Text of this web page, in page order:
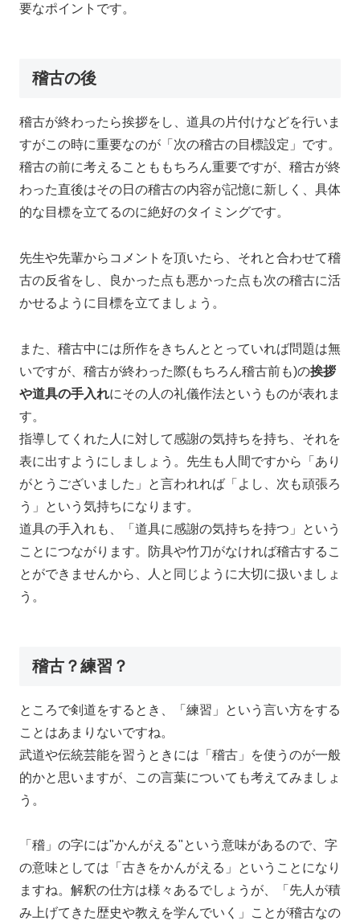
要なポイントです。
稽古の後
稽古が終わったら挨拶をし、道具の片付けなどを行いま
すがこの時に重要なのが「次の稽古の目標設定」です。
稽古の前に考えることももちろん重要ですが、稽古が終
わった直後はその日の稽古の内容が記憶に新しく、具体
的な目標を立てるのに絶好のタイミングです。
先生や先輩からコメントを頂いたら、それと合わせて稽
古の反省をし、良かった点も悪かった点も次の稽古に活
かせるように目標を立てましょう。
また、稽古中には所作をきちんととっていれば問題は無
いですが、稽古が終わった際(もちろん稽古前も)の挨拶
や道具の手入れにその人の礼儀作法というものが表れま
す。
指導してくれた人に対して感謝の気持ちを持ち、それを
表に出すようにしましょう。先生も人間ですから「あり
がとうございました」と言われれば「よし、次も頑張ろ
う」という気持ちになります。
道具の手入れも、「道具に感謝の気持ちを持つ」という
ことにつながります。防具や竹刀がなければ稽古するこ
とができませんから、人と同じように大切に扱いましょ
う。
稽古？練習？
ところで剣道をするとき、「練習」という言い方をする
ことはあまりないですね。
武道や伝統芸能を習うときには「稽古」を使うのが一般
的かと思いますが、この言葉についても考えてみましょ
う。
「稽」の字には"かんがえる"という意味があるので、字
の意味としては「古きをかんがえる」ということになり
ますね。解釈の仕方は様々あるでしょうが、「先人が積
み上げてきた歴史や教えを学んでいく」ことが稽古なの